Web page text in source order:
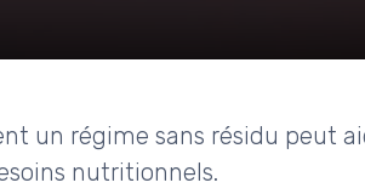
un régime sans résidu peut
nutritionnels.